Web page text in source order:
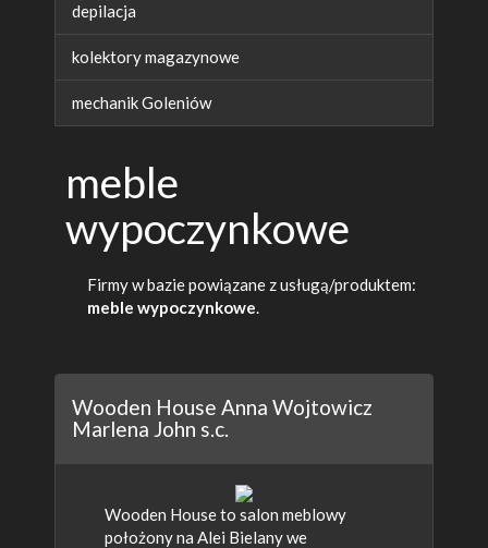
depilacja
kolektory magazynowe
mechanik Goleniów
meble
wypoczynkowe
Firmy w bazie powiązane z usługą/produktem:
meble wypoczynkowe
Wooden House Anna Wojtowicz
Marlena John s.c.
Wooden House to salon meblowy
położony na Alei Bielany we